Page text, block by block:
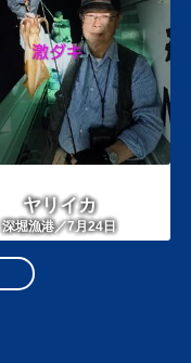
ヤリイカ
深堀漁港／7月24日